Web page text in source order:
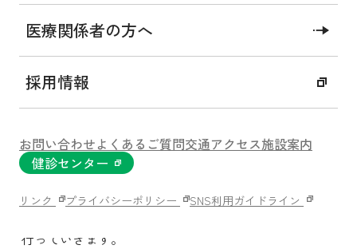
医療関係者の方へ
採用情報
お問い合わせよくあるご質問交通アクセス施設案内
健診センター
リンク プライバシーポリシー SNS利用ガイドライン
概要
などの代謝疾患、およびその合併症、甲状腺・副腎・
下垂体・副甲状腺などに由来する内分泌疾患を診療し
ています。
行っていきます。